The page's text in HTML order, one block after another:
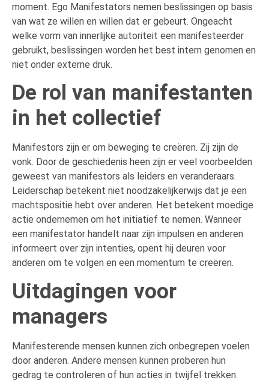
moment. Ego Manifestators nemen beslissingen op basis
van wat ze willen en willen dat er gebeurt. Ongeacht
welke vorm van innerlijke autoriteit een manifesteerder
gebruikt, beslissingen worden het best intern genomen en
niet onder externe druk.
De rol van manifestanten
in het collectief
Manifestors zijn er om beweging te creëren. Zij zijn de
vonk. Door de geschiedenis heen zijn er veel voorbeelden
geweest van manifestors als leiders en veranderaars.
Leiderschap betekent niet noodzakelijkerwijs dat je een
machtspositie hebt over anderen. Het betekent moedige
actie ondernemen om het initiatief te nemen. Wanneer
een manifestator handelt naar zijn impulsen en anderen
informeert over zijn intenties, opent hij deuren voor
anderen om te volgen en een momentum te creëren.
Uitdagingen voor
managers
Manifesterende mensen kunnen zich onbegrepen voelen
door anderen. Andere mensen kunnen proberen hun
gedrag te controleren of hun acties in twijfel trekken.